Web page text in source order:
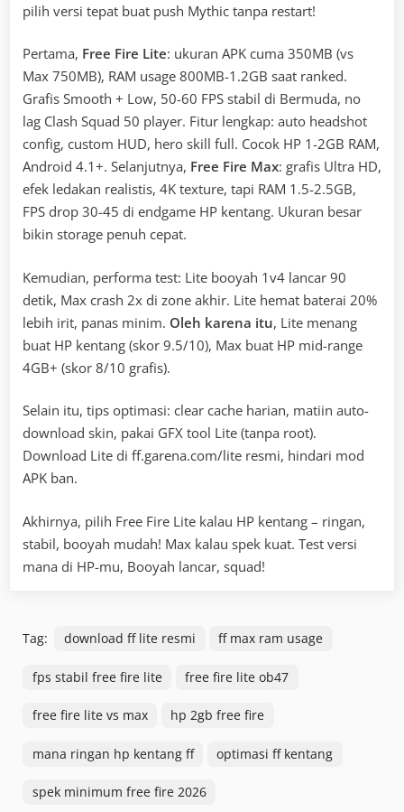
pilih versi tepat buat push Mythic tanpa restart!
Pertama, Free Fire Lite: ukuran APK cuma 350MB (vs
Max 750MB), RAM usage 800MB-1.2GB saat ranked.
Grafis Smooth + Low, 50-60 FPS stabil di Bermuda, no
lag Clash Squad 50 player. Fitur lengkap: auto headshot
config, custom HUD, hero skill full. Cocok HP 1-2GB RAM,
Android 4.1+. Selanjutnya, Free Fire Max: grafis Ultra HD,
efek ledakan realistis, 4K texture, tapi RAM 1.5-2.5GB,
FPS drop 30-45 di endgame HP kentang. Ukuran besar
bikin storage penuh cepat.
Kemudian, performa test: Lite booyah 1v4 lancar 90
detik, Max crash 2x di zone akhir. Lite hemat baterai 20%
lebih irit, panas minim. Oleh karena itu, Lite menang
buat HP kentang (skor 9.5/10), Max buat HP mid-range
4GB+ (skor 8/10 grafis).
Selain itu, tips optimasi: clear cache harian, matiin auto-
download skin, pakai GFX tool Lite (tanpa root).
Download Lite di ff.garena.com/lite resmi, hindari mod
APK ban.
Akhirnya, pilih Free Fire Lite kalau HP kentang – ringan,
stabil, booyah mudah! Max kalau spek kuat. Test versi
mana di HP-mu, Booyah lancar, squad!
Tag: download ff lite resmi ff max ram usage
fps stabil free fire lite free fire lite ob47
free fire lite vs max hp 2gb free fire
mana ringan hp kentang ff optimasi ff kentang
spek minimum free fire 2026